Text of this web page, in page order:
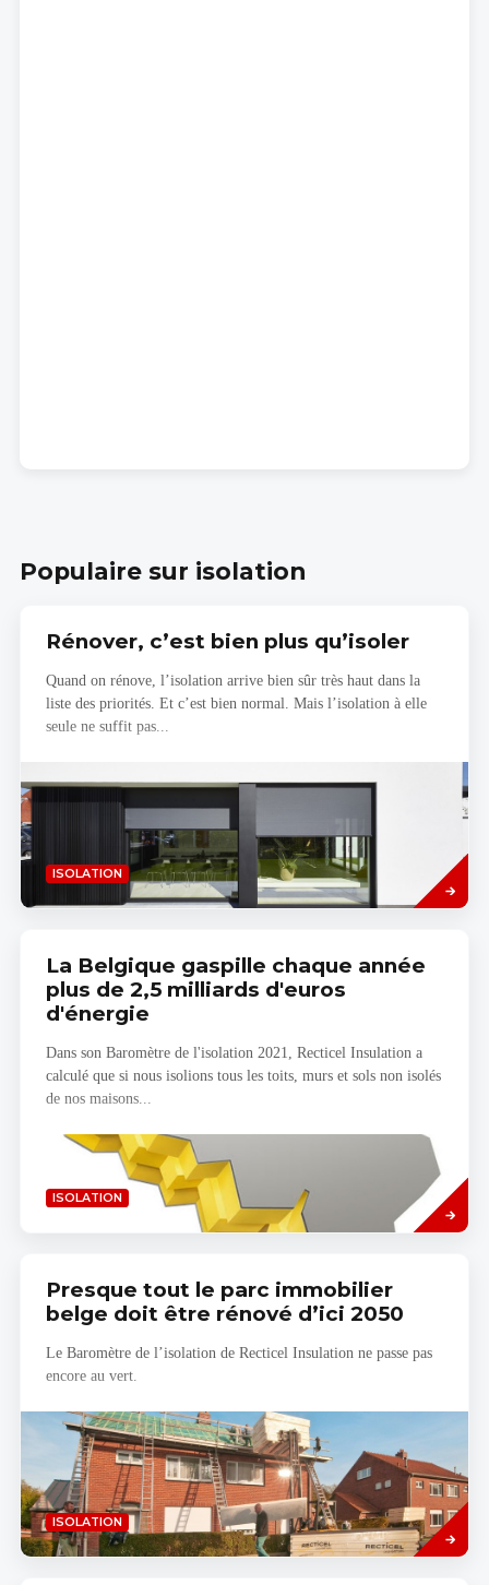
Populaire sur isolation
Rénover, c’est bien plus qu’isoler
Quand on rénove, l’isolation arrive bien sûr très haut dans la
liste des priorités. Et c’est bien normal. Mais l’isolation à elle
seule ne suffit pas...
ISOLATION
more
La Belgique gaspille chaque année
plus de 2,5 milliards d'euros
d'énergie
Dans son Baromètre de l'isolation 2021, Recticel Insulation a
calculé que si nous isolions tous les toits, murs et sols non isolés
de nos maisons...
ISOLATION
Savoir
plus
Presque tout le parc immobilier
belge doit être rénové d’ici 2050
Le Baromètre de l’isolation de Recticel Insulation ne passe pas
encore au vert.
ISOLATION
Savoir
plus